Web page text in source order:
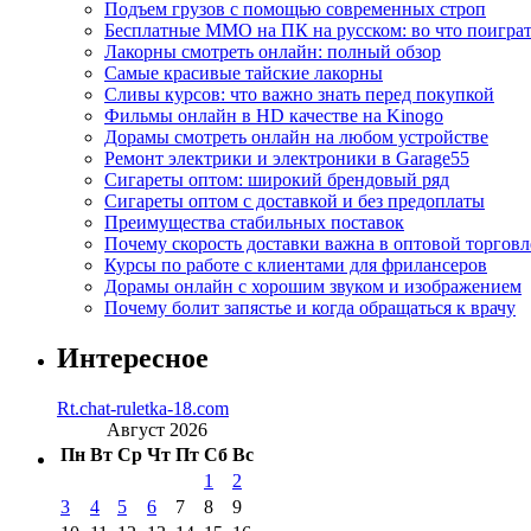
Подъем грузов с помощью современных строп
Бесплатные MMO на ПК на русском: во что
Лакорны смотреть онлайн: полный обзор
Самые красивые тайские лакорны
Сливы курсов: что важно знать перед покупкой
Фильмы онлайн в HD качестве на Kinogo
Дорамы смотреть онлайн на любом устройстве
Ремонт электрики и электроники в Garage55
Сигареты оптом: широкий брендовый ряд
Сигареты оптом с доставкой и без предоплаты
Преимущества стабильных поставок
Почему скорость доставки важна в оптовой
Курсы по работе с клиентами для фрилансеров
Дорамы онлайн с хорошим звуком и изображением
Почему болит запястье и когда обращаться к врачу
Интересное
Rt.chat-ruletka-18.com
Август 2026
Пн Вт Ср Чт Пт Сб Вс
1
2
3
4 5 6 7 8
9